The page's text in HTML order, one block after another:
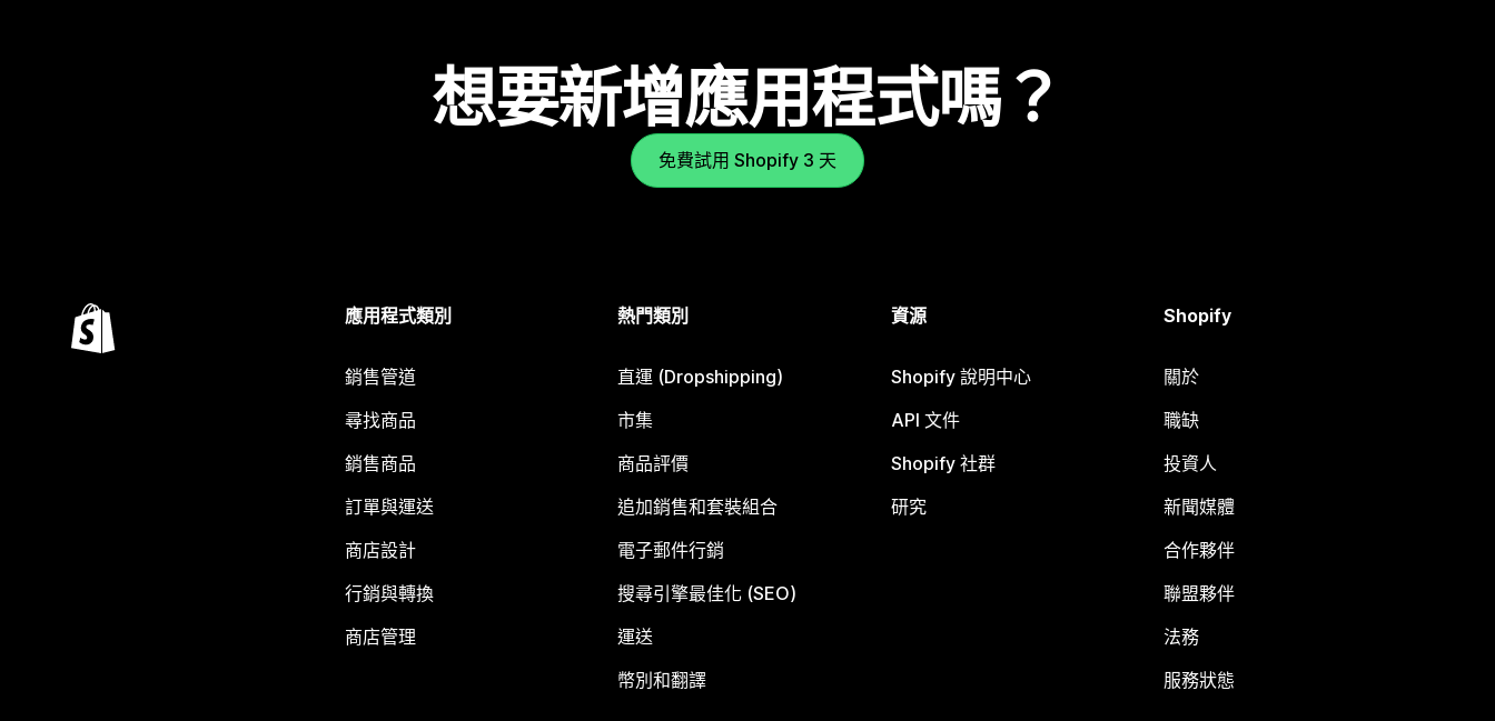
想要新增應用程式嗎？
免費試用 Shopify 3 天
應用程式類別
銷售管道
尋找商品
銷售商品
訂單與運送
商店設計
行銷與轉換
商店管理
熱門類別
直運 (Dropshipping)
市集
商品評價
追加銷售和套裝組合
電子郵件行銷
搜尋引擎最佳化 (SEO)
運送
幣別和翻譯
資源
Shopify 說明中心
API 文件
Shopify 社群
研究
Shopify
關於
職缺
投資人
新聞媒體
合作夥伴
聯盟夥伴
法務
服務狀態